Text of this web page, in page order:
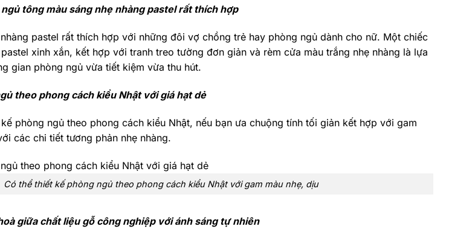
tông màu sáng nhẹ nhàng pastel rất thích hợp
pastel rất thích hợp với những đôi vợ chồng trẻ hay phòng ngủ dành cho nữ. Một chiếc
xinh xắn, kết hợp với tranh treo tường đơn giản và rèm cửa màu trắng nhẹ nhàng là lựa
gian phòng ngủ vừa tiết kiệm vừa thu hút.
theo phong cách kiểu Nhật với giá hạt dẻ
phòng ngủ theo phong cách kiểu Nhật, nếu bạn ưa chuộng tính tối giản kết hợp với gam
các chi tiết tương phản nhẹ nhàng.
Có thể thiết kế phòng ngủ theo phong cách kiểu Nhật với gam màu nhẹ, dịu
giữa chất liệu gỗ công nghiệp với ánh sáng tự nhiên